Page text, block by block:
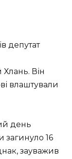
депутат
Він
влаштували
день
загинуло 16
зауважив